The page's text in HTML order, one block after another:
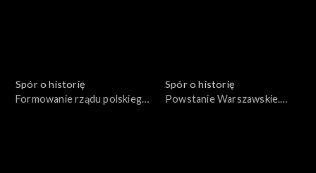
Spór o historię
Formowanie rządu polskiego
Spór o historię
Powstanie Warszawskie.